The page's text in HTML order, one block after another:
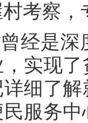
考察
经是深
实现
细了
服务